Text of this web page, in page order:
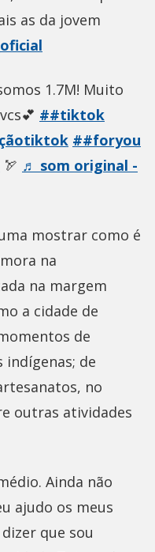
as da jovem
1.7M! Muito
##tiktok
##foryou
🏹 ♬ som original -
mostrar como é
na
na margem
a cidade de
de
de
no
outras atividades
Ainda não
ajudo os meus
que sou